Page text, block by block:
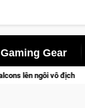
Gaming Gear
Trở thành "Đại